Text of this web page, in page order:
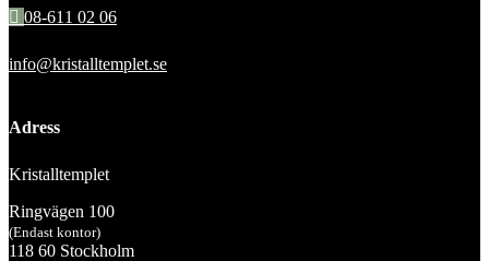
08-611 02 06
info@kristalltemplet.se
Adress
Kristalltemplet
Ringvägen 100
(Endast kontor)
118 60 Stockholm